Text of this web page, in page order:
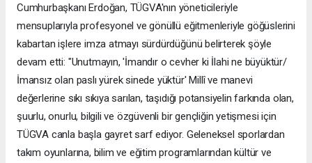
Cumhurbaşkanı Erdoğan, TÜGVA'nın yöneticileriyle
mensuplarıyla profesyonel ve gönüllü eğitmenleriyle göğüslerini
kabartan işlere imza atmayı sürdürdüğünü belirterek şöyle
devam etti: "Unutmayın, 'İmandır o cevher ki İlahi ne büyüktür/
İmansız olan paslı yürek sinede yüktür' Millî ve manevi
değerlerine sıkı sıkıya sarılan, taşıdığı potansiyelin farkında olan,
şuurlu, onurlu, bilgili ve özgüvenli bir gençliğin yetişmesi için
TÜGVA canla başla gayret sarf ediyor. Geleneksel sporlardan
takım oyunlarına, bilim ve eğitim programlarından kültür ve